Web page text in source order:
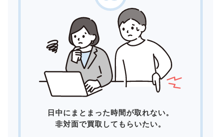
日中にまとまった時間が取れない。
非対面で買取してもらいたい。